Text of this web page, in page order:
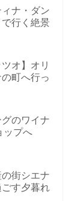
ィナ・ダン
行く絶景
オ】オリ
町へ行っ
グのワイナ
ップへ
の街シエナ
す夕暮れ